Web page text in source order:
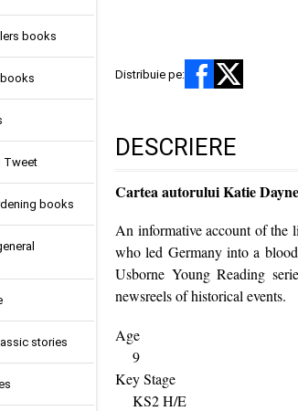
books
Tweet
books
stories
Distribuie pe:
DESCRIERE
Cartea autorului Katie
An informative account of
who led Germany into a
Usborne Young Reading
newsreels of historical events.
Age
9
Key Stage
KS2 H/E